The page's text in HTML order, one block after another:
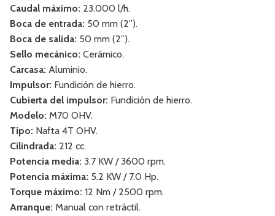
Caudal máximo: 23.000 l/h.
Boca de entrada: 50 mm (2’’).
Boca de salida: 50 mm (2’’).
Sello mecánico: Cerámico.
Carcasa: Aluminio.
Impulsor: Fundición de hierro.
Cubierta del impulsor: Fundición de hierro.
Modelo: M70 OHV.
Tipo: Nafta 4T OHV.
Cilindrada: 212 cc.
Potencia media: 3.7 KW / 3600 rpm.
Potencia máxima: 5.2 KW / 7.0 Hp.
Torque máximo: 12 Nm / 2500 rpm.
Arranque: Manual con retráctil.